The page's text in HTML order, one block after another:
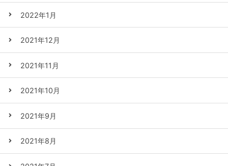
2022年1月
2021年12月
2021年11月
2021年10月
2021年9月
2021年8月